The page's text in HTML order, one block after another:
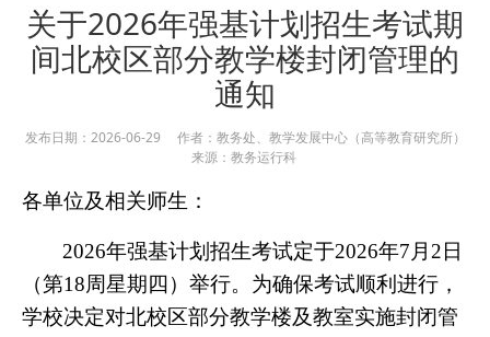
关于2026年强基计划招生考试期
间北校区部分教学楼封闭管理的
通知
发布日期：2026-06-29 作者：教务处、教学发展中心（高等教育研究所）
来源：教务运行科
各单位及相关师生：
2026年强基计划招生考试定于2026年7月2日
（第18周星期四）举行。为确保考试顺利进行，
学校决定对北校区部分教学楼及教室实施封闭管